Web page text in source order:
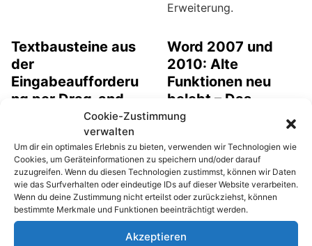
Erweiterung.
Textbausteine aus
der
Eingabeaufforderu
ng per Drag-and-
herauskopieren
Texte oder
Textbausteine lassen
sich normalerweise aus
der Windows-
Eingabeaufforderung per
Word 2007 und
2010: Alte
Funktionen neu
belebt – Das
Einfügen „Von
Kamera“
In den älteren Versionen
von Microsoft Word bis
einschließlich Version
2003, gibt es beliebte
und häufig genutzte
Cookie-Zustimmung
verwalten
Um dir ein optimales Erlebnis zu bieten, verwenden wir Technologien wie
Cookies, um Geräteinformationen zu speichern und/oder darauf
zuzugreifen. Wenn du diesen Technologien zustimmst, können wir Daten
wie das Surfverhalten oder eindeutige IDs auf dieser Website verarbeiten.
Wenn du deine Zustimmung nicht erteilst oder zurückziehst, können
bestimmte Merkmale und Funktionen beeinträchtigt werden.
Akzeptieren